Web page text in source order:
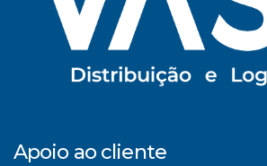
Apoio ao cliente